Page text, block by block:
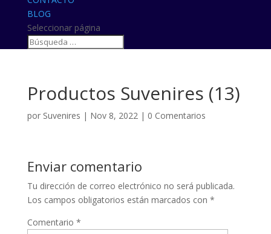
BLOG
Seleccionar página
Productos Suvenires (13)
por Suvenires | Nov 8, 2022| 0 Comentarios
Enviar comentario
Tu dirección de correo electrónico no será publicada.
Los campos obligatorios están marcados con *
Comentario *